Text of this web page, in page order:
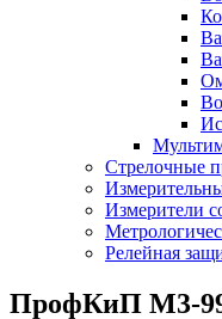
Стрелочные
Измерители
Релейная
ПрофКиП М3-